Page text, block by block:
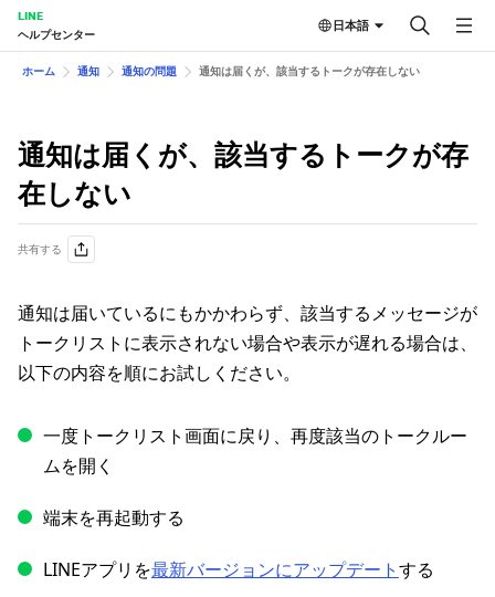
LINE
ヘルプセンター
日本語
ホーム 通知 通知の問題 通知は届くが、該当するトークが存在しない
通知は届くが、該当するトークが存
在しない
共有する
通知は届いているにもかかわらず、該当するメッセージが
トークリストに表示されない場合や表示が遅れる場合は、
以下の内容を順にお試しください。
一度トークリスト画面に戻り、再度該当のトークルー
ムを開く
端末を再起動する
LINEアプリを最新バージョンにアップデートする